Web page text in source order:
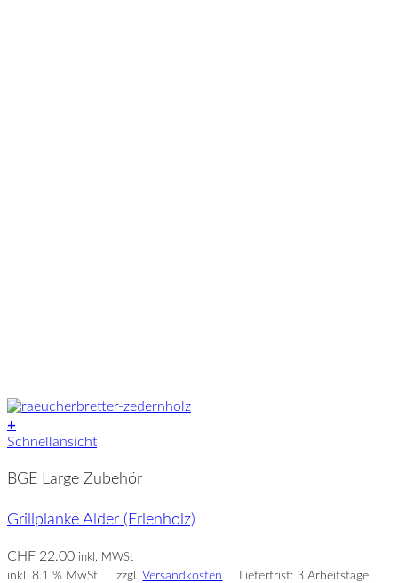
+
Schnellansicht
BGE Large Zubehör
Grillplanke Alder (Erlenholz)
CHF 22.00 inkl. MWSt
inkl. 8.1 % MwSt. zzgl.Versandkosten
Lieferfrist: 3 Arbeitstage